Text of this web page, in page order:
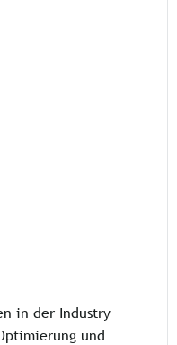
in der Industry
und